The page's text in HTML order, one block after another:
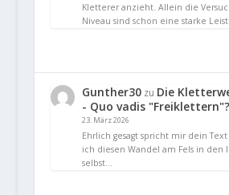
Kletterer anzieht. Allein die
Niveau sind schon eine starke
Gunther30zu Die
- Quo vadis "Freiklettern"?
23. März 2026
Ehrlich gesagt spricht mir dein
ich diesen Wandel am Fels in den
selbst…